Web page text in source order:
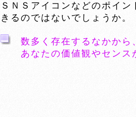
ＳＮＳアイコンなどのポイ
きるのではないでしょうか。
数多く存在するなかか
あなたの価値観やセン